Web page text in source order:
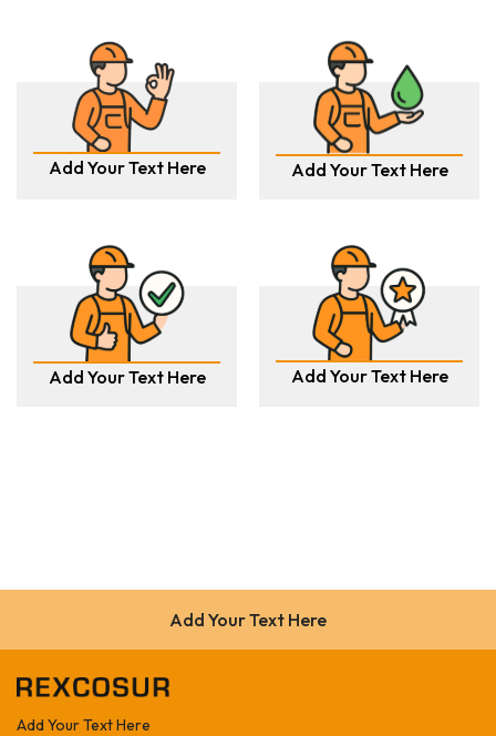
Add Your Text Here Add Your Text Here
Add Your Text Here Add Your Text Here
Add Your Text Here
Add Your Text Here